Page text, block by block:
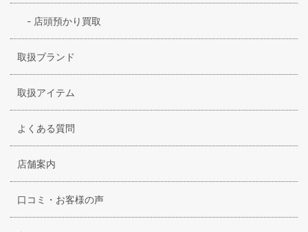
- 店頭預かり買取
取扱ブランド
取扱アイテム
よくある質問
店舗案内
口コミ・お客様の声